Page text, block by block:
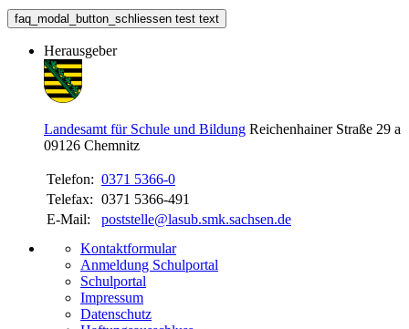
faq_modal_button_schliessen test text
Herausgeber
Landesamt für Schule und Bildung Reichenhainer Straße 29 a
09126 Chemnitz
Telefon: 0371 5366-0
Telefax: 0371 5366-491
E-Mail:
poststelle@lasub.smk.sachsen.de
Kontaktformular
Anmeldung Schulportal
Schulportal
Impressum
Datenschutz